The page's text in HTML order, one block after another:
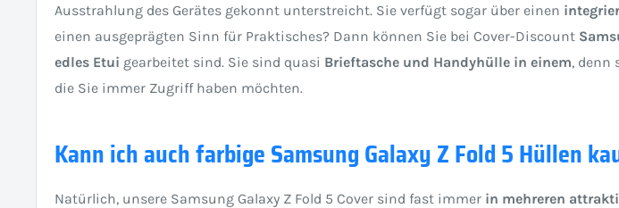
Ausstrahlung des Gerätes gekonnt unterstreicht. Sie verfügt sogar über einen
einen ausgeprägten Sinn für Praktisches? Dann können Sie bei Cover-Discount
edles Etui gearbeitet sind. Sie sind quasi Brieftasche und Handyhülle in einem, denn
die Sie immer Zugriff haben möchten.
Kann ich auch farbige Samsung Galaxy Z Fold 5 Hüllen
Natürlich, unsere Samsung Galaxy Z Fold 5 Cover sind fast immer in mehreren